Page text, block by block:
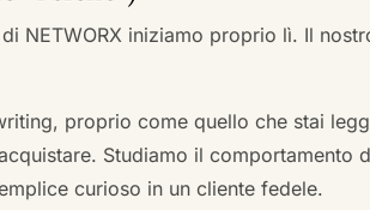
NETWORX iniziamo proprio lì. Il
proprio come quello che stai
Studiamo il
curioso in un cliente fedele.